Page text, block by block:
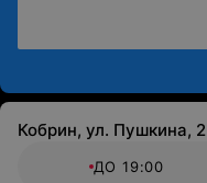
Кобрин, ул. Пушкина, 2
ДО 19:00